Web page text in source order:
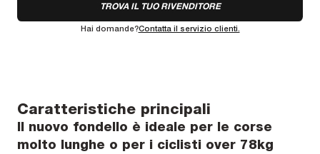
TROVA IL TUO RIVENDITORE
Hai domande?Contatta il servizio clienti.
Caratteristiche principali
Il nuovo fondello è ideale per le corse
molto lunghe o per i ciclisti over 78kg